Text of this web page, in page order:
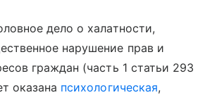
дело о халатности,
нарушение прав и
граждан (часть 1 статьи 293
оказана психологическая,